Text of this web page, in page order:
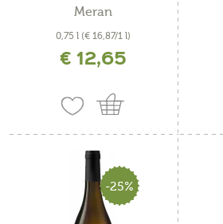
Meran
0,75 l (€ 16,87/1 l)
inkl. MwSt. zzgl. Versandkosten
€ 12,65
-25%